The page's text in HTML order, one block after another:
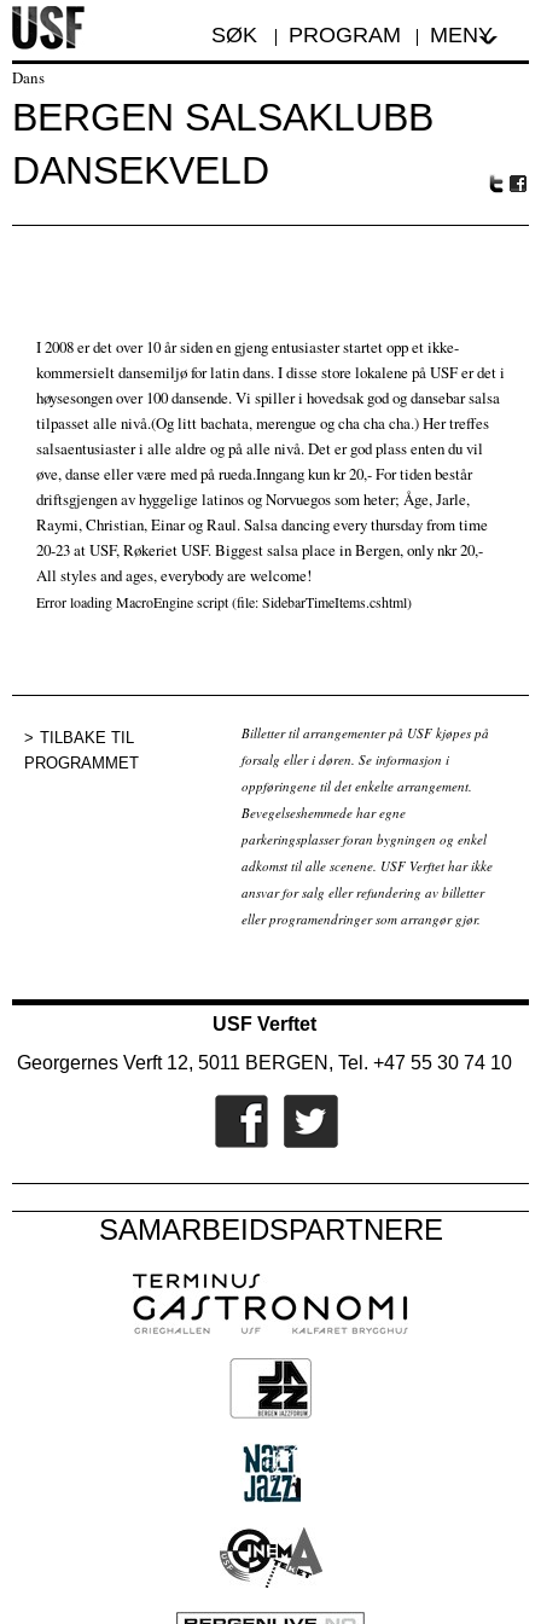
SØK PROGRAM MENY
Dans
BERGEN SALSAKLUBB
DANSEKVELD
I 2008 er det over 10 år siden en gjeng entusiaster startet opp et ikke-
kommersielt dansemiljø for latin dans. I disse store lokalene på USF er det i
høysesongen over 100 dansende. Vi spiller i hovedsak god og dansebar salsa
tilpasset alle nivå.(Og litt bachata, merengue og cha cha cha.) Her treffes
salsaentusiaster i alle aldre og på alle nivå. Det er god plass enten du vil
øve, danse eller være med på rueda.Inngang kun kr 20,- For tiden består
driftsgjengen av hyggelige latinos og Norvuegos som heter; Åge, Jarle,
Raymi, Christian, Einar og Raul. Salsa dancing every thursday from time
20-23 at USF, Røkeriet USF. Biggest salsa place in Bergen, only nkr 20,-
All styles and ages, everybody are welcome!
Error loading MacroEngine script (file: SidebarTimeItems.cshtml)
TILBAKE TIL
PROGRAMMET
Billetter til arrangementer på USF kjøpes på
forsalg eller i døren. Se informasjon i
oppføringene til det enkelte arrangement.
Bevegelseshemmede har egne
parkeringsplasser foran bygningen og enkel
adkomst til alle scenene. USF Verftet har ikke
ansvar for salg eller refundering av billetter
eller programendringer som arrangør gjør.
USF Verftet
Georgernes Verft 12, 5011 BERGEN, Tel. +47 55 30 74 10
SAMARBEIDSPARTNERE